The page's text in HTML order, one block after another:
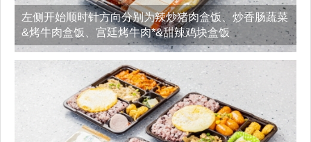
左侧开始顺时针方向分别为辣炒猪肉盒饭、炒香肠蔬菜
&烤牛肉盒饭、宫廷烤牛肉*&甜辣鸡块盒饭